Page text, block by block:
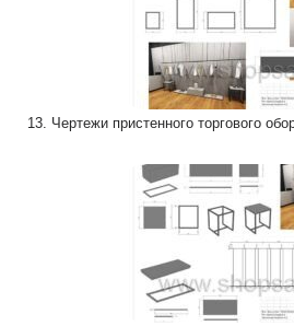
13. Чертежи пристенного торгового